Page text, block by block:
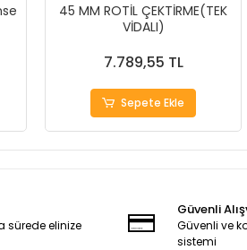
45 MM ROTİL ÇEKTİRME(TEK
VİDALI)
7.789,55 TL
Sepete Ekle
sürede elinize
Güvenli
Güvenli ve
sistemi